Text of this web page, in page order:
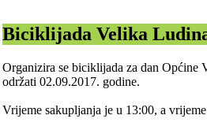
Biciklijada Velika
Organizira se biciklijada za dan Općine
održati 02.09.2017. godine.
Vrijeme sakupljanja je u 13:00, a